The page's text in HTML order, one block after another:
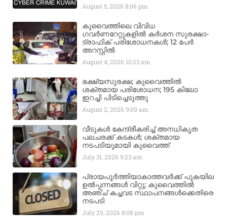
August 5, 20268:06 pm
കുവൈത്തിലെ വിവിധ
ഗവർണറേറ്റുകളിൽ കർശന സുരക്ഷാ-
ട്രാഫിക് പരിശോധനകൾ; 12 പേർ
അറസ്റ്റിൽ
August 4, 2026 10:23 am
ഭക്ഷ്യസുരക്ഷ; കുവൈത്തിൽ
ശക്തമായ പരിശോധന; 195 കിലോ
ഇറച്ചി പിടിച്ചെടുത്തു
August 2, 20269:09 am
വീടുകൾ കേന്ദ്രീകരിച്ച് അനധികൃത
പലചരക്ക് കടകൾ; ശക്തമായ
നടപടിയുമായി കുവൈത്ത്
July 31, 20269:23 am
പ്രായപൂർത്തിയാകാത്തവർക്ക് പുകയില
ഉൽപ്പന്നങ്ങൾ വിറ്റു; കുവൈത്തിൽ
അഞ്ച് കച്ചവട സ്ഥാപനങ്ങൾക്കെതിരെ
നടപടി
July 29, 20268:08 pm